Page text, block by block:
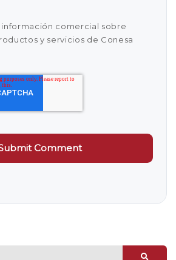
comercial sobre
y servicios de Conesa